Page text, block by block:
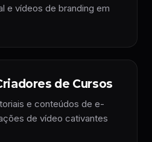
e vídeos de branding em
de Cursos
e conteúdos de e-
de vídeo cativantes